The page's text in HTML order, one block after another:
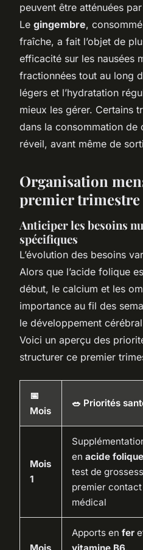
peuvent être atténuées
Le gingembre,
fraîche, a fait l’objet de
efficacité sur les nausées
fractionnées tout au long
légers et l’hydratation
mieux les gérer. Certains
dans la consommation de
réveil, avant même de
Organisation
premier trimestre
Anticiper les besoins
spécifiques
L’évolution des besoins
Alors que l’acide folique
début, le calcium et les
importance au fil des
le développement
Voici un aperçu des
structurer ce premier
📅
Mois
🥗 Priorités
Mois
1
en acide folique
test de
premier contact
médical
Apports en fer